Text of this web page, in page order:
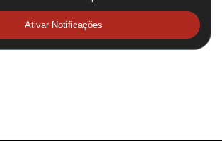
Ativar Notificações